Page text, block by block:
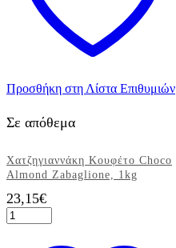
Προσθήκη στη Λίστα Επιθυμιών
Σε απόθεμα
Χατζηγιαννάκη Κουφέτο Choco
Almond Zabaglione, 1kg
23,15€
Χατζηγιαννάκη
Κουφέτο